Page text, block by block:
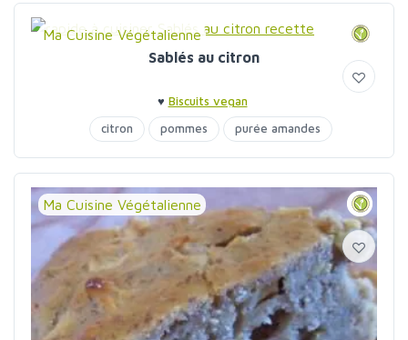
Ma Cuisine Végétalienne
Sablés au citron
♥ Biscuits vegan
citron
pommes purée amandes
Ma Cuisine Végétalienne